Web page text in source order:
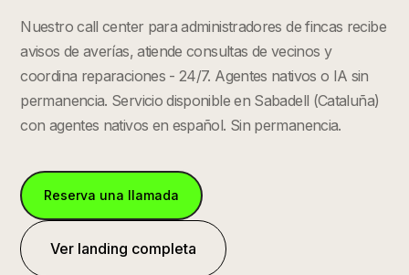
Nuestro call center para administradores de fincas recibe
avisos de averías, atiende consultas de vecinos y
coordina reparaciones - 24/7. Agentes nativos o IA sin
permanencia. Servicio disponible en Sabadell (Cataluña)
con agentes nativos en español. Sin permanencia.
Reserva una llamada
Ver landing completa